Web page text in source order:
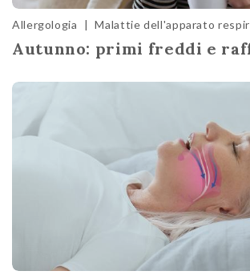
Allergologia | Malattie dell'apparato
Autunno: primi freddi e